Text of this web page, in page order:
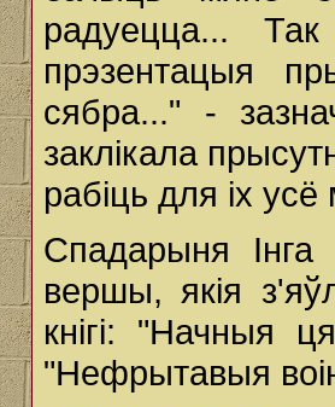
радуецца...
прэзентацыя
сябра..." -
заклікала
рабіць для іх
Спадарыня
вершы, якія
кнігі: "Начныя
"Нефрытавыя